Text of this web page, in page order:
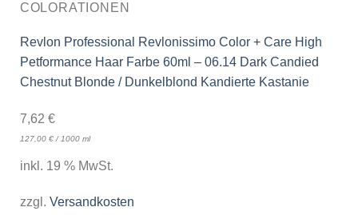
COLORATIONEN
Revlon Professional Revlonissimo Color + Care High
Petformance Haar Farbe 60ml – 06.14 Dark Candied
Chestnut Blonde / Dunkelblond Kandierte Kastanie
7,62 €
127,00 €/ 1000 ml
inkl. 19 % MwSt.
zzgl. Versandkosten